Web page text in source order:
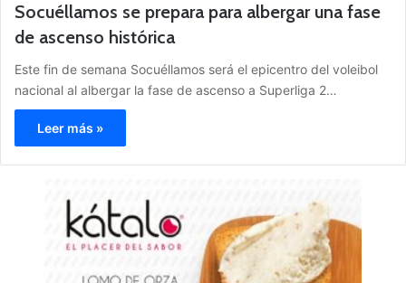
Socuéllamos se prepara para albergar una fase
de ascenso histórica
Este fin de semana Socuéllamos será el epicentro del voleibol
nacional al albergar la fase de ascenso a Superliga 2…
Leer más »